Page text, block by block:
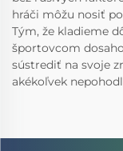
hráči môžu nosiť
Tým, že kladieme
športovcom
sústrediť na svoje
akékoľvek